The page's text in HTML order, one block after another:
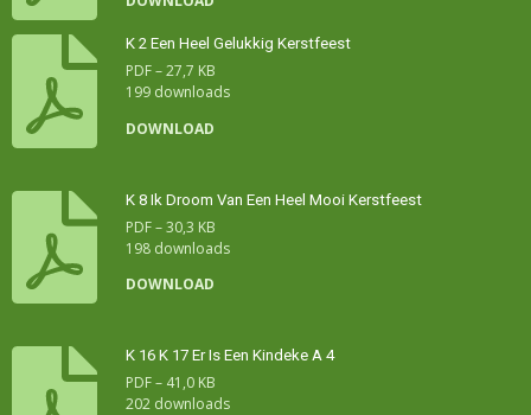
K 2 Een Heel Gelukkig Kerstfeest
PDF – 27,7 KB
199 downloads
DOWNLOAD
K 8 Ik Droom Van Een Heel Mooi Kerstfeest
PDF – 30,3 KB
198 downloads
DOWNLOAD
K 16 K 17 Er Is Een Kindeke A 4
PDF – 41,0 KB
202 downloads